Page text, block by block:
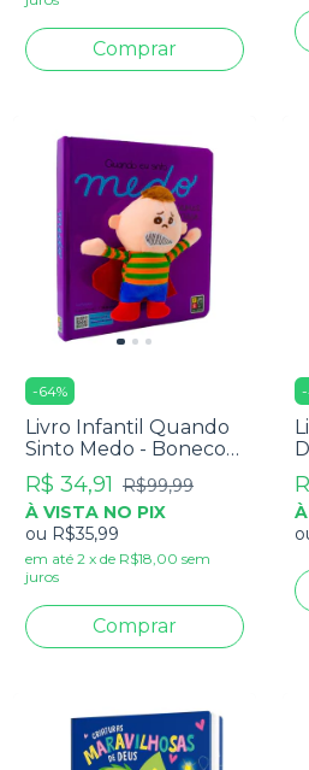
-64%
Livro Infantil Quando
Sinto Medo - Boneco
Edi De Pano - James
Misse
R$ 34,91 R$99,99
À VISTA NO PIX
ou R$35,99
em até 2 x de R$18,00 sem
juros
-